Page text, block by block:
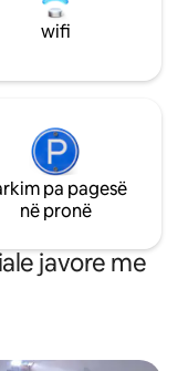
wifi
pa pagesë
në pronë
javore me